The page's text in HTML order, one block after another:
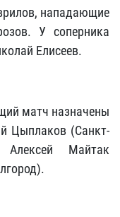
нападающие
У соперника
Елисеев.
матч назначены
Цыплаков (Санкт-
Алексей Майтак